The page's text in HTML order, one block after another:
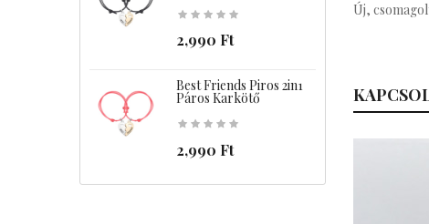
2,990 Ft
Best Friends Piros 2in1
Páros Karkötő
2,990 Ft
Új,